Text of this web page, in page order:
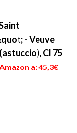
- Veuve
Cl 75
a: 45,3€